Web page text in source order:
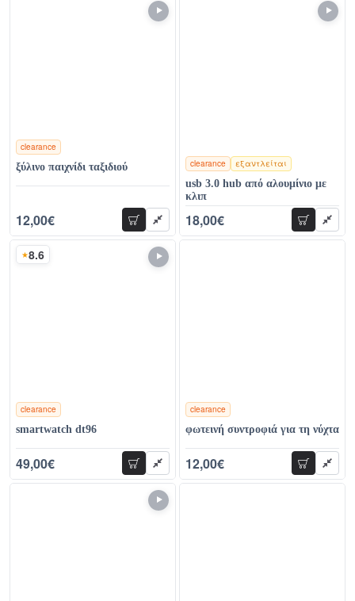
clearance
ξύλινο παιχνίδι ταξιδιού
12,00€ προσθήκη
clearance εξαντλείται
χρώματα
usb 3.0 hub από αλουμίνιο με
κλιπ
18,00€ προσθήκη
clearance
Σκορ
8.6
χρώματα
smartwatch dt96
49,00€ προσθήκη
clearance
χρώματα
φωτεινή συντροφιά για τη νύχτα
12,00€ προσθήκη